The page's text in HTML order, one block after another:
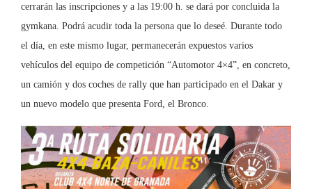
cerrarán las inscripciones y a las 19:00 h. se dará por concluida la
gymkana. Podrá acudir toda la persona que lo deseé. Durante todo
el día, en este mismo lugar, permanecerán expuestos varios
vehículos del equipo de competición “Automotor 4×4”, en concreto,
un camión y dos coches de rally que han participado en el Dakar y
un nuevo modelo que presenta Ford, el Bronco.